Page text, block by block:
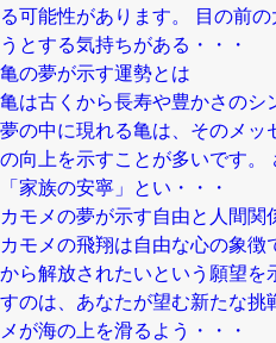
る可能性があります。 目の前
うとする気持ちがある・・・
亀の夢が示す運勢とは
亀は古くから長寿や豊かさのシ
夢の中に現れる亀は、そのメッ
の向上を示すことが多いです。
「家族の安寧」とい・・・
カモメの夢が示す自由と人間関
カモメの飛翔は自由な心の象徴
から解放されたいという願望を
すのは、あなたが望む新たな挑
メが海の上を滑るよう・・・